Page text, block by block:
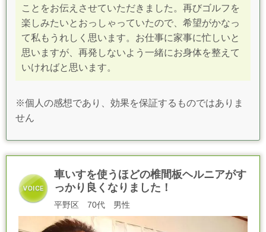
ことをお伝えさせていただきました。再びゴルフを
楽しみたいとおっしゃっていたので、 希望がかなっ
て私もうれしく思います。お仕事に家事に忙しいと
思いますが、 再発しないよう一緒にお身体を整えて
いければと思います。
※個人の感想であり、効果を保証するものではありま
せん
車いすを使うほどの椎間板ヘルニアがす
っかり良くなりました！
平野区 70代 男性